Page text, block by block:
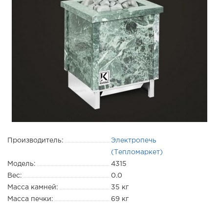
Производитель:
Электропечь
(Тепломаркет)
Модель:
4315
Вес:
0.0
Масса камней:
35 кг
Масса печки:
69 кг